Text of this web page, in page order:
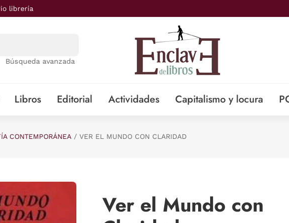
librería
Búsqueda avanzada
Libros Editorial Actividades Capitalismo y locura
CONTEMPORÁNEA VER EL MUNDO CON CLARIDAD
Ver el Mundo con